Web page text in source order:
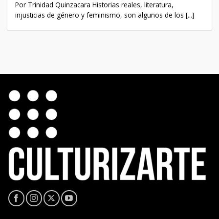
Por Trinidad Quinzacara Historias reales, literatura,
injusticias de género y feminismo, son algunos de los [...]